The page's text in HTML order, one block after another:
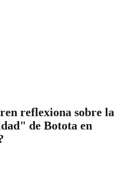
reflexiona sobre la
de Botota en